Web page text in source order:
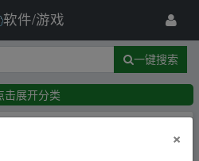
软件/游戏
一键搜索
击展开分类
×